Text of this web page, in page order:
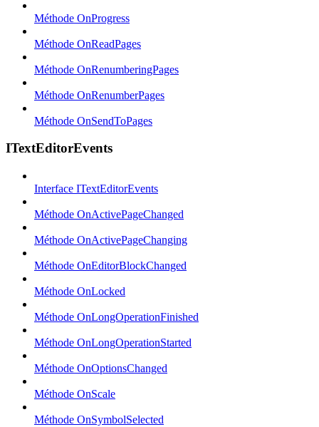
Méthode OnProgress
Méthode OnReadPages
Méthode OnRenumberingPages
Méthode OnRenumberPages
Méthode OnSendToPages
ITextEditorEvents
Interface ITextEditorEvents
Méthode OnActivePageChanged
Méthode OnActivePageChanging
Méthode OnEditorBlockChanged
Méthode OnLocked
Méthode OnLongOperationFinished
Méthode OnLongOperationStarted
Méthode OnOptionsChanged
Méthode OnScale
Méthode OnSymbolSelected